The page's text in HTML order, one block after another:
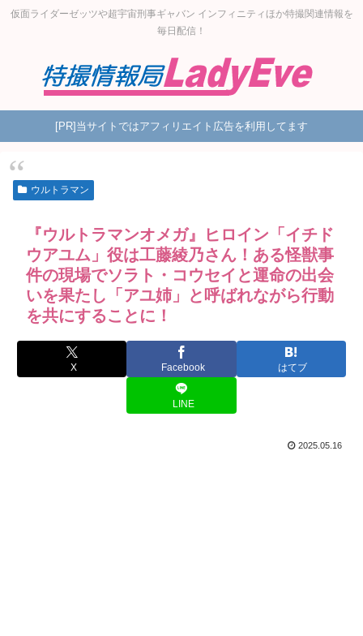
仮面ライダーゼッツや超宇宙刑事ギャバン インフィニティほか特撮関連情報を
毎日配信！
[PR]当サイトではアフィリエイト広告を利用してます
ウルトラマン
『ウルトラマンオメガ』ヒロイン「イチド
ウアユム」役は工藤綾乃さん！ある怪獣事
件の現場でソラト・コウセイと運命の出会
いを果たし「アユ姉」と呼ばれながら行動
を共にすることに！
X Facebook はてブ
LINE
2025.05.16